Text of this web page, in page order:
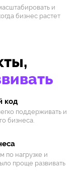
и
бизнес растет
код
поддерживать и
бизнеса.
по нагрузке и
проще развивать